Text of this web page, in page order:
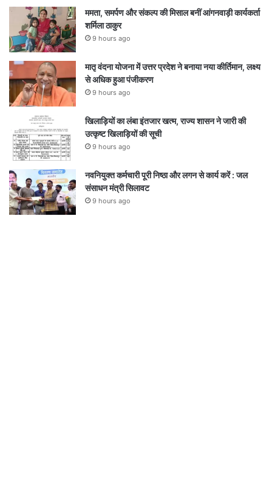
ममता, समर्पण और संकल्प की मिसाल बनीं आंगनवाड़ी कार्यकर्ता
शर्मिला ठाकुर
9 hours ago
मातृ वंदना योजना में उत्तर प्रदेश ने बनाया नया कीर्तिमान, लक्ष्य
से अधिक हुआ पंजीकरण
9 hours ago
खिलाड़ियों का लंबा इंतजार खत्म, राज्य शासन ने जारी की
उत्कृष्ट खिलाड़ियों की सूची
9 hours ago
नवनियुक्त कर्मचारी पूरी निष्ठा और लगन से कार्य करें : जल
संसाधन मंत्री सिलावट
9 hours ago